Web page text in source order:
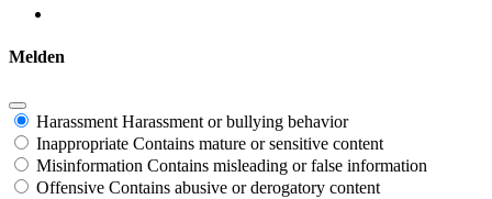
Melden
Harassment Harassment or bullying behavior
Inappropriate Contains mature or sensitive content
Misinformation Contains misleading or false information
Offensive Contains abusive or derogatory content